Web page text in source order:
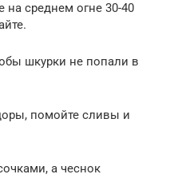
на среднем огне 30-40
шкурки не попали в
помойте сливы и
а чеснок